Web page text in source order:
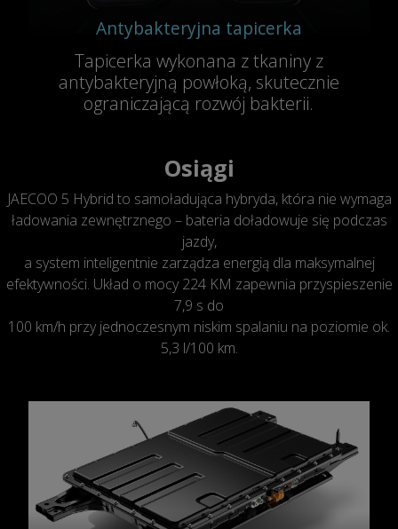
Antybakteryjna tapicerka
Tapicerka wykonana z tkaniny z
antybakteryjną powłoką, skutecznie
ograniczającą rozwój bakterii.
Osiągi
JAECOO 5 Hybrid to samoładująca hybryda, która nie wymaga
ładowania zewnętrznego – bateria doładowuje się podczas
jazdy,
a system inteligentnie zarządza energią dla maksymalnej
efektywności. Układ o mocy 224 KM zapewnia przyspieszenie
7,9 s do
100 km/h przy jednoczesnym niskim spalaniu na poziomie ok.
5,3 l/100 km.